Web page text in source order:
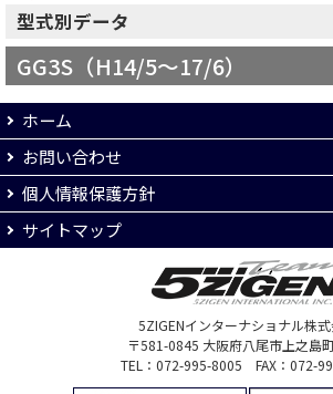
型式別データ
GG3S（H14/5～17/6）
ホーム
お問い合わせ
個人情報保護方針
サイトマップ
5ZIGENインターナショナル株
〒581-0845 大阪府八尾市上之島
TEL：072-995-8005 FAX：072-